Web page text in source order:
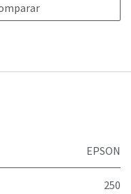
EPSON
250